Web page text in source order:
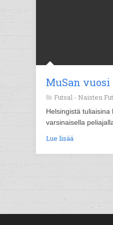
MuSan
Futsal - Naisten
Helsingistä
varsinaisella
Lue lisää